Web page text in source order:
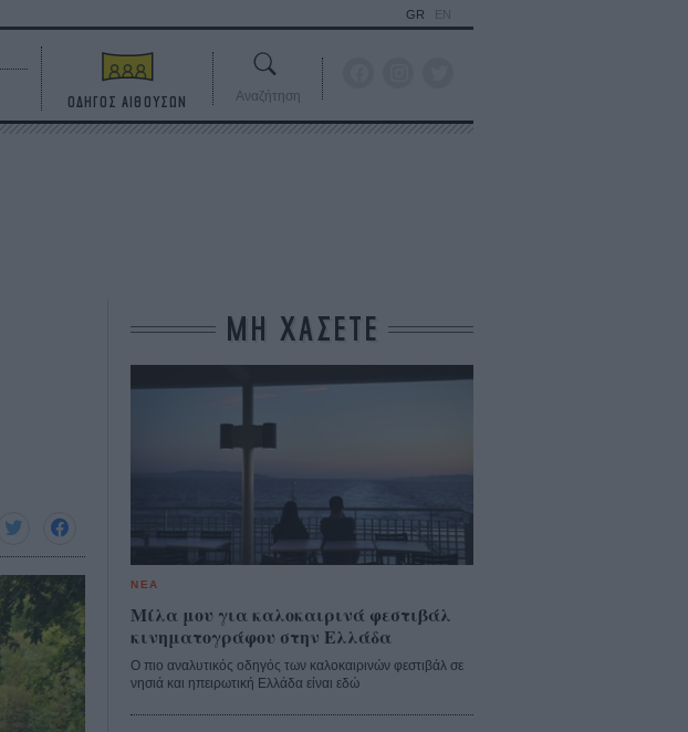
GR EN
ΟΔΗΓΟΣ ΑΙΘΟΥΣΩΝ Αναζήτηση
ΜΗ ΧΑΣΕΤΕ
ΝΕΑ
Μίλα μου για καλοκαιρινά φεστιβάλ
κινηματογράφου στην Ελλάδα
Ο πιο αναλυτικός οδηγός των καλοκαιρινών φεστιβάλ σε
νησιά και ηπειρωτική Ελλάδα είναι εδώ